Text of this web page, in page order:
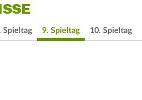
Spieltag 9. Spieltag 10. Spieltag